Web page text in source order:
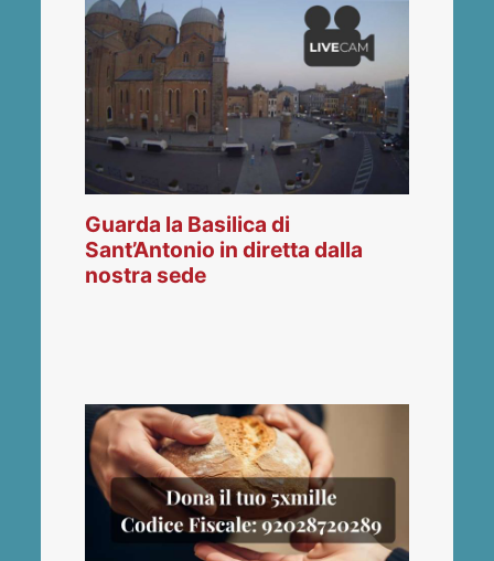
Guarda la Basilica di
Sant’Antonio in diretta dalla
nostra sede